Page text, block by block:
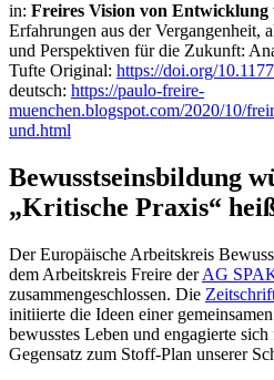
in: Freires Vision von Entwicklung
Erfahrungen aus der Vergangenheit,
und Perspektiven für die Zukunft:
Tufte Original: https://doi.org/
deutsch: https://paulo-freire-
muenchen.blogspot.com/2020/10/
und.html
Bewusstseinsbildung
„Kritische Praxis“
Der Europäische Arbeitskreis
dem Arbeitskreis Freire derAG
zusammengeschlossen. Die
initiierte die Ideen einer
bewusstes Leben und engagierte
Gegensatz zum Stoff-Plan unserer